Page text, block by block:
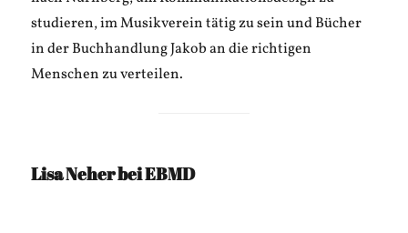
studieren, im Musikverein tätig zu sein und Bücher
in der Buchhandlung Jakob an die richtigen
Menschen zu verteilen.
Lisa Neher bei EBMD